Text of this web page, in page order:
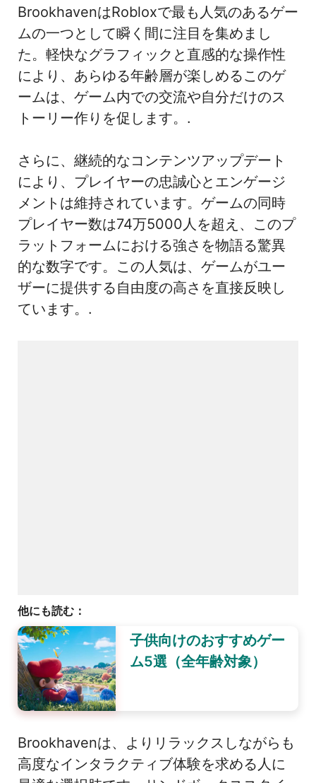
BrookhavenはRobloxで最も人気のあるゲー
ムの一つとして瞬く間に注目を集めまし
た。軽快なグラフィックと直感的な操作性
により、あらゆる年齢層が楽しめるこのゲ
ームは、ゲーム内での交流や自分だけのス
トーリー作りを促します。.
さらに、継続的なコンテンツアップデート
により、プレイヤーの忠誠心とエンゲージ
メントは維持されています。ゲームの同時
プレイヤー数は74万5000人を超え、このプ
ラットフォームにおける強さを物語る驚異
的な数字です。この人気は、ゲームがユー
ザーに提供する自由度の高さを直接反映し
ています。.
他にも読む：
子供向けのおすすめゲー
ム5選（全年齢対象）
Brookhavenは、よりリラックスしながらも
高度なインタラクティブ体験を求める人に